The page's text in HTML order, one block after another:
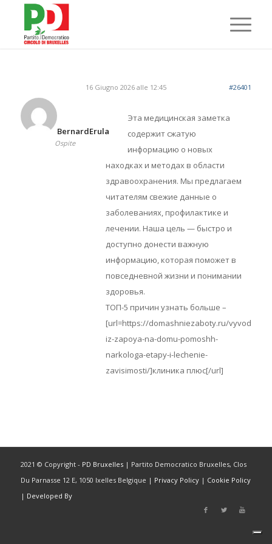
16 Giugno 2026 alle 12:45 #26401
BernardErula
Ospite
Эта медицинская заметка
содержит сжатую
информацию о новых
находках и методах в области
здравоохранения. Мы предлагаем
читателям свежие данные о
заболеваниях, профилактике и
лечении. Наша цель — быстро и
доступно донести важную
информацию, которая поможет в
повседневной жизни и понимании
здоровья.
ТОП-5 причин узнать больше –
[url=https://domashniezaboty.ru/vyvod-
iz-zapoya-na-domu-pomoshh-
narkologa-etapy-i-lechenie-
zavisimosti/]клиника плюс[/url]
2021 © Copyright - PD Bruxelles| Partito Democratico Bruxelles, Clos
Du Parnasse 12 E, 1050 Ixelles Belgique | Privacy Policy| Cookie Policy
| Developed By